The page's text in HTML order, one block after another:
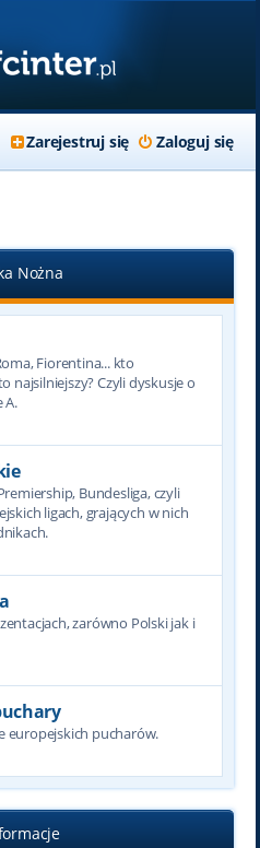
Zaloguj się
Zarejestruj się
Nożna
Fiorentina... kto
najsilniejszy? Czyli dyskusje o
A.
Bundesliga, czyli
ligach, grających w nich
zarówno Polski jak i
europejskich pucharów.